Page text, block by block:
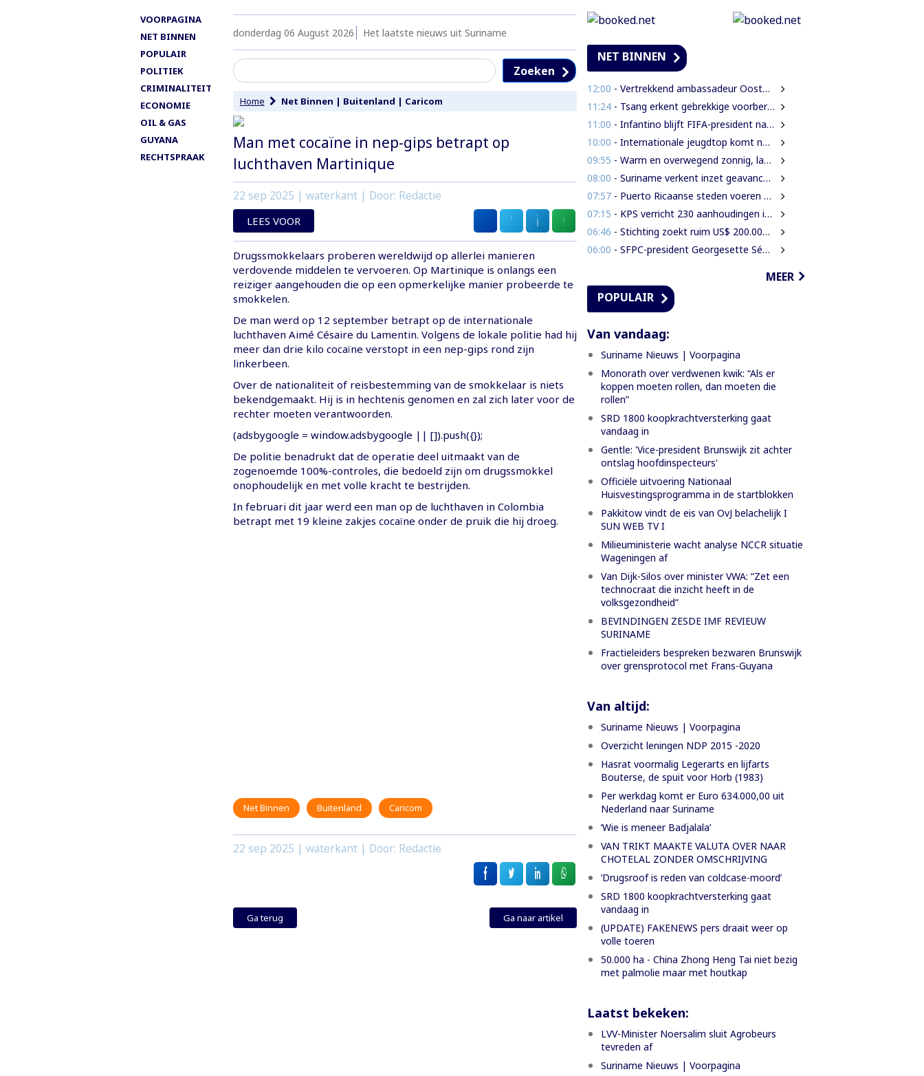
VOORPAGINA
NET BINNEN
POPULAIR
POLITIEK
CRIMINALITEIT
ECONOMIE
OIL & GAS
GUYANA
RECHTSPRAAK
donderdag 06 August 2026 Het laatste nieuws uit Suriname
Zoeken
Home Net Binnen | Buitenland | Caricom
Man met cocaïne in nep-gips betrapt op
luchthaven Martinique
22 sep 2025 | waterkant | Door: Redactie
LEES VOOR
Drugssmokkelaars proberen wereldwijd op allerlei manieren
verdovende middelen te vervoeren. Op Martinique is onlangs een
reiziger aangehouden die op een opmerkelijke manier probeerde te
smokkelen.
De man werd op 12 september betrapt op de internationale
luchthaven Aimé Césaire du Lamentin. Volgens de lokale politie had hij
meer dan drie kilo cocaïne verstopt in een nep-gips rond zijn
linkerbeen.
Over de nationaliteit of reisbestemming van de smokkelaar is niets
bekendgemaakt. Hij is in hechtenis genomen en zal zich later voor de
rechter moeten verantwoorden.
(adsbygoogle = window.adsbygoogle || []).push({});
De politie benadrukt dat de operatie deel uitmaakt van de
zogenoemde 100%-controles, die bedoeld zijn om drugssmokkel
onophoudelijk en met volle kracht te bestrijden.
In februari dit jaar werd een man op de luchthaven in Colombia
betrapt met 19 kleine zakjes cocaïne onder de pruik die hij droeg.
Net Binnen Buitenland Caricom
22 sep 2025 | waterkant | Door: Redactie
Ga terug Ga naar artikel
NET BINNEN
12:00 - Vertrekkend ambassadeur Oostelbos: ‘De grootste rijkdom van Suriname zijn de mensen’
11:24- Tsang erkent gebrekkige voorbereiding werkzaamheden Domineestraat
11:00 - Infantino blijft FIFA-president na crisisoverleg en biedt excuses aan
10:00 - Internationale jeugdtop komt naar Paramaribo voor BAITALI COTECC U14 Tennis Cup
09:55 - Warm en overwegend zonnig, later kans op lokale onweersbuien
08:00 - Suriname verkent inzet geavanceerde radartechnologie uit Brazilië tegen grenscriminaliteit
07:57- Puerto Ricaanse steden voeren waterbeperkingen in tijdens recorddroogte
07:15 - KPS verricht 230 aanhoudingen in ruim een maand
06:46 - Stichting zoekt ruim US$ 200.000 voor restauratie woning Nola Hatterman
06:00 - SFPC-president Georgesette Sédo ontmoet Turkse president Erdoğan
MEER
POPULAIR
Van vandaag:
Suriname Nieuws | Voorpagina
Monorath over verdwenen kwik: “Als er
koppen moeten rollen, dan moeten die
rollen”
SRD 1800 koopkrachtversterking gaat
vandaag in
Gentle: 'Vice-president Brunswijk zit achter
ontslag hoofdinspecteurs'
Officiële uitvoering Nationaal
Huisvestingsprogramma in de startblokken
Pakkitow vindt de eis van OvJ belachelijk I
SUN WEB TV I
Milieuministerie wacht analyse NCCR situatie
Wageningen af
Van Dijk-Silos over minister VWA: “Zet een
technocraat die inzicht heeft in de
volksgezondheid”
BEVINDINGEN ZESDE IMF REVIEUW
SURINAME
Fractieleiders bespreken bezwaren Brunswijk
over grensprotocol met Frans-Guyana
Van altijd:
Suriname Nieuws | Voorpagina
Overzicht leningen NDP 2015 -2020
Hasrat voormalig Legerarts en lijfarts
Bouterse, de spuit voor Horb (1983)
Per werkdag komt er Euro 634.000,00 uit
Nederland naar Suriname
‘Wie is meneer Badjalala’
VAN TRIKT MAAKTE VALUTA OVER NAAR
CHOTELAL ZONDER OMSCHRIJVING
’Drugsroof is reden van coldcase-moord’
SRD 1800 koopkrachtversterking gaat
vandaag in
(UPDATE) FAKENEWS pers draait weer op
volle toeren
50.000 ha - China Zhong Heng Tai niet bezig
met palmolie maar met houtkap
Laatst bekeken:
LVV-Minister Noersalim sluit Agrobeurs
tevreden af
Suriname Nieuws | Voorpagina